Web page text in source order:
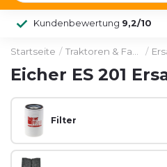
Kundenbewertung 9,2/10
Startseite / /
Eicher ES 201
Filter